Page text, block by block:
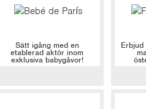
Sätt igång med en
etablerad aktör inom
exklusiva babygåvor!